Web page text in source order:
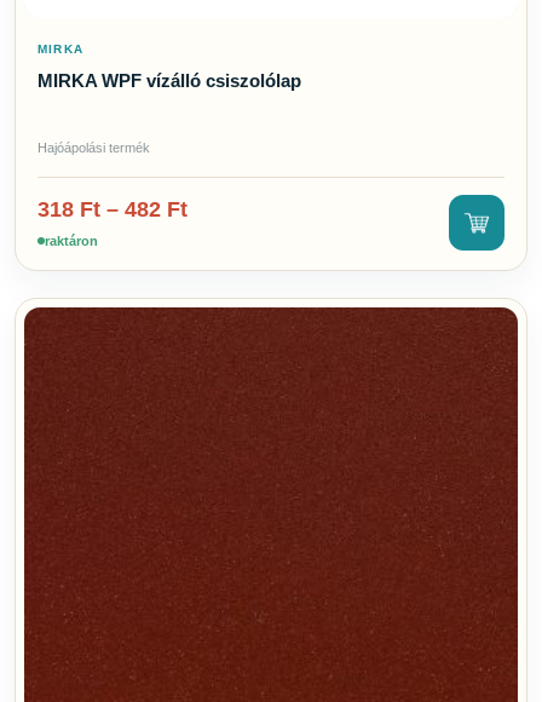
MIRKA
MIRKA WPF vízálló csiszolólap
Hajóápolási termék
318 Ft – 482 Ft
raktáron